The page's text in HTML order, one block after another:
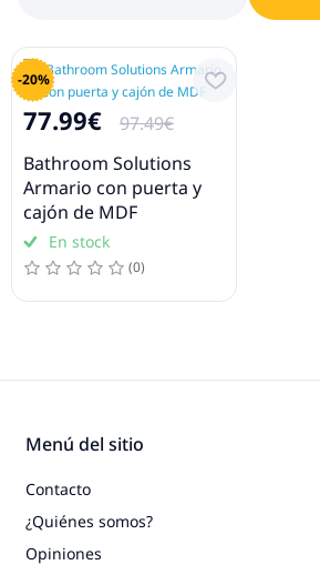
-20%
77.99€
97.49€
Bathroom Solutions
Armario con puerta y
cajón de MDF
En stock
(0)
Menú del sitio
Contacto
¿Quiénes somos?
Opiniones